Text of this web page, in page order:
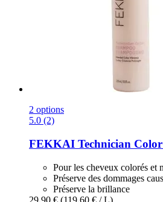
2 options
5.0 (2)
FEKKAI Technician
Pour les cheveux colorés et
Préserve des dommages
Préserve la brillance
29,90 € (119,60 € / L)